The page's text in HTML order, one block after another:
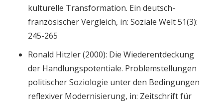
kulturelle Transformation. Ein deutsch-
französischer Vergleich, in: Soziale Welt 51(3):
245-265
Ronald Hitzler (2000): Die Wiederentdeckung
der Handlungspotentiale. Problemstellungen
politischer Soziologie unter den Bedingungen
reflexiver Modernisierung, in: Zeitschrift für